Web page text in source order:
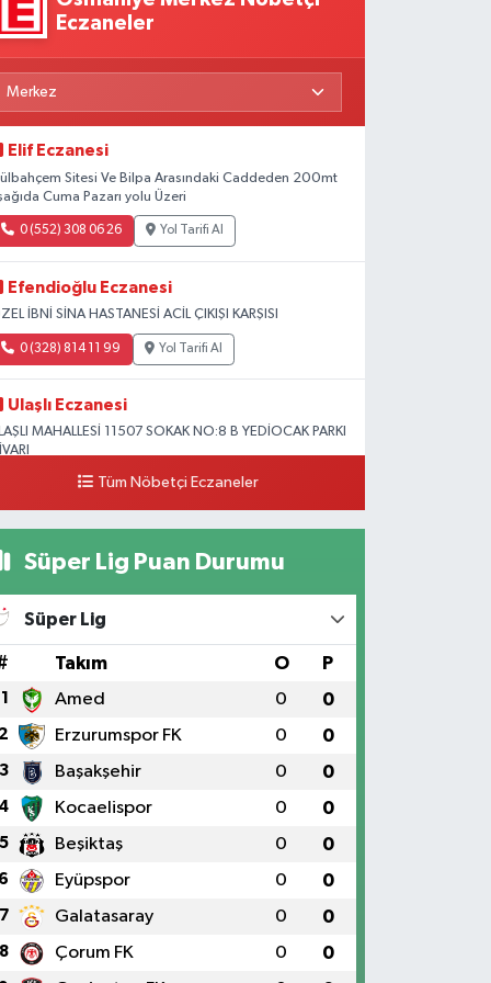
Eczaneler
Elif Eczanesi
Sitesi Ve Bilpa Arasındaki Caddeden 200mt
Cuma Pazarı yolu Üzeri
0 (552) 308 06 26 Yol Tarifi Al
Efendioğlu Eczanesi
İBNİ SİNA HASTANESİ ACİL ÇIKIŞI KARŞISI
0 (328) 814 11 99 Yol Tarifi Al
Ulaşlı Eczanesi
MAHALLESİ 11507 SOKAK NO:8 B YEDİOCAK PARKI
0 (546) 158 81 80 Yol Tarifi Al
Tüm Nöbetçi Eczaneler
Süper Lig Puan Durumu
Süper Lig
Takım O P
1 Amed 0 0
2 Erzurumspor FK 0 0
3 Başakşehir 0 0
4 Kocaelispor 0 0
5 Beşiktaş 0 0
6 Eyüpspor 0 0
7 Galatasaray 0 0
8 Çorum FK 0 0